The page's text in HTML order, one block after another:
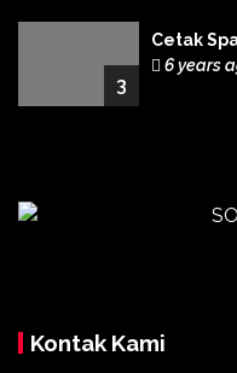
3
Cetak
6 years
Kontak Kami